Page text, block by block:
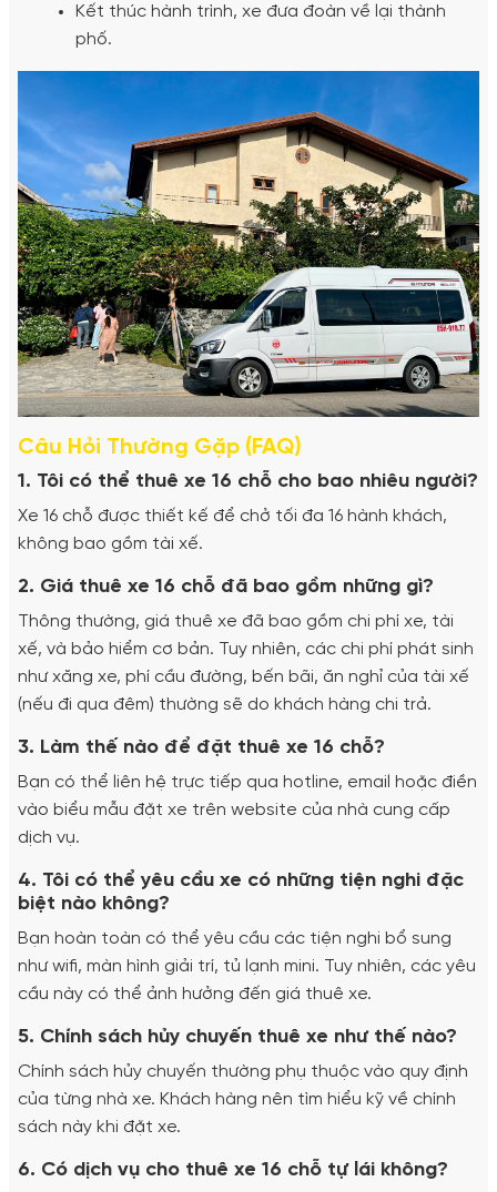
Kết thúc hành trình, xe đưa đoàn về lại thành
phố.
Câu Hỏi Thường Gặp (FAQ)
1. Tôi có thể thuê xe 16 chỗ cho bao nhiêu người?
Xe 16 chỗ được thiết kế để chở tối đa 16 hành khách,
không bao gồm tài xế.
2. Giá thuê xe 16 chỗ đã bao gồm những gì?
Thông thường, giá thuê xe đã bao gồm chi phí xe, tài
xế, và bảo hiểm cơ bản. Tuy nhiên, các chi phí phát sinh
như xăng xe, phí cầu đường, bến bãi, ăn nghỉ của tài xế
(nếu đi qua đêm) thường sẽ do khách hàng chi trả.
3. Làm thế nào để đặt thuê xe 16 chỗ?
Bạn có thể liên hệ trực tiếp qua hotline, email hoặc điền
vào biểu mẫu đặt xe trên website của nhà cung cấp
dịch vụ.
4. Tôi có thể yêu cầu xe có những tiện nghi đặc
biệt nào không?
Bạn hoàn toàn có thể yêu cầu các tiện nghi bổ sung
như wifi, màn hình giải trí, tủ lạnh mini. Tuy nhiên, các yêu
cầu này có thể ảnh hưởng đến giá thuê xe.
5. Chính sách hủy chuyến thuê xe như thế nào?
Chính sách hủy chuyến thường phụ thuộc vào quy định
của từng nhà xe. Khách hàng nên tìm hiểu kỹ về chính
sách này khi đặt xe.
6. Có dịch vụ cho thuê xe 16 chỗ tự lái không?